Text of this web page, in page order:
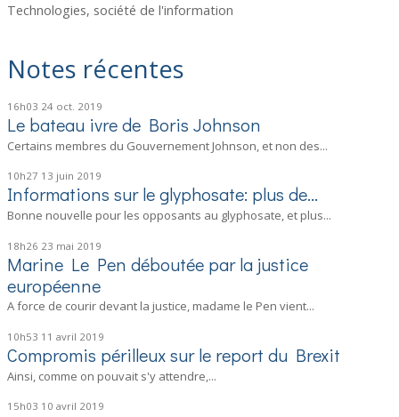
Technologies, société de l'information
Notes récentes
16h03 24 oct. 2019
Le bateau ivre de Boris Johnson
Certains membres du Gouvernement Johnson, et non des...
10h27 13 juin 2019
Informations sur le glyphosate: plus de...
Bonne nouvelle pour les opposants au glyphosate, et plus...
18h26 23 mai 2019
Marine Le Pen déboutée par la justice
européenne
A force de courir devant la justice, madame le Pen vient...
10h53 11 avril 2019
Compromis périlleux sur le report du Brexit
Ainsi, comme on pouvait s'y attendre,...
15h03 10 avril 2019